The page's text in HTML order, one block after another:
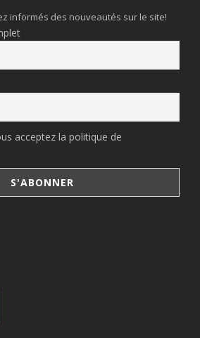
informés des nouveautés sur le site!
acceptez la politique de